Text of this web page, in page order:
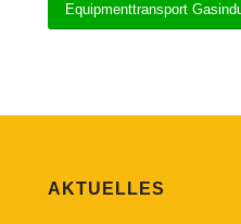
Equipmenttransport
AKTUELLES